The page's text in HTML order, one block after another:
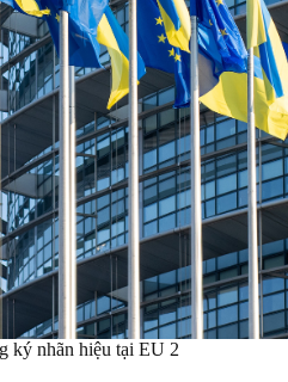
ký nhãn hiệu tại EU 2